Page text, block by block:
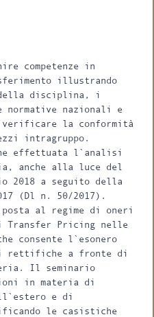
competenze in
illustrando
disciplina, i
nazionali e
verificare la conformità
intragruppo.
effettuata l`analisi
anche alla luce del
2018 a seguito della
(Dl n. 50/2017).
al regime di oneri
Transfer Pricing nelle
consente l`esonero
rettifiche a fronte di
Il seminario
in materia di
e di
le casistiche